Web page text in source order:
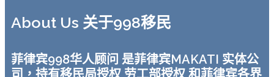
About Us 关于998移民
菲律宾998华人顾问 是菲律宾MAKATI 实体公
司，持有移民局授权 劳工部授权 和菲律宾各界